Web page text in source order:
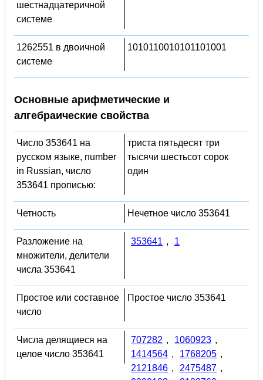
шестнадцатеричной
системе
1262551 в двоичной
системе
1010110010101101001
Основные арифметические и
алгебраические свойства
Число 353641 на
русском языке, number
in Russian, число
353641 прописью:
триста пятьдесят три
тысячи шестьсот сорок
один
Четность Нечетное число 353641
Разложение на
множители, делители
числа 353641
353641 , 1
Простое или составное
число
Простое число 353641
Числа делящиеся на
целое число 353641
707282 , 1060923 ,
1414564 , 1768205 ,
2121846 , 2475487 ,